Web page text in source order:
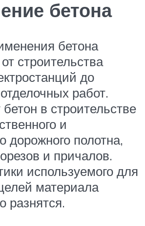
бетона
бетона
строительства
до
работ.
в строительстве
и
дорожного полотна,
и причалов.
используемого для
материала
разнятся.